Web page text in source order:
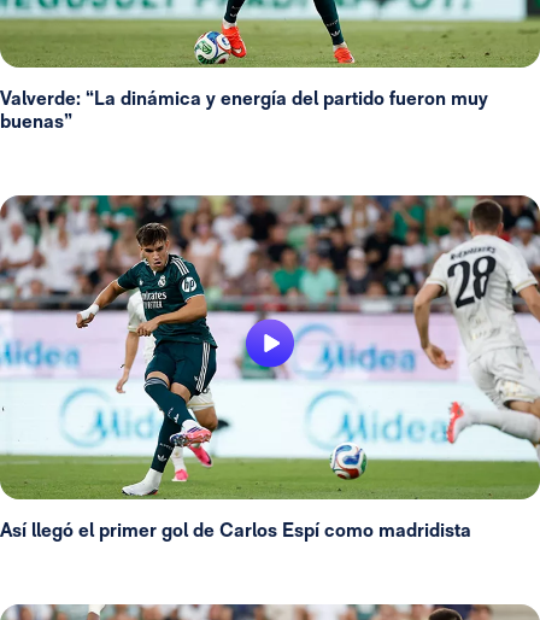
Valverde: “La dinámica y energía del partido fueron muy
buenas”
Así llegó el primer gol de Carlos Espí como madridista